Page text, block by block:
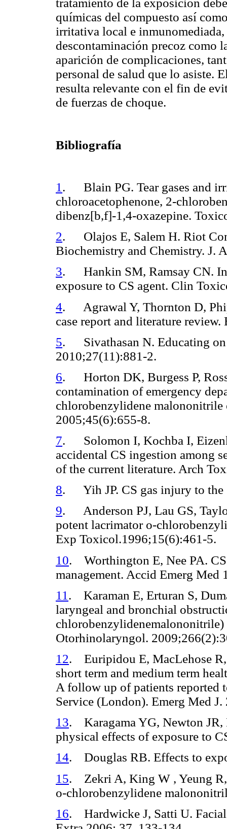
tratamiento de la exposición
químicas del compuesto así
irritativa local e
descontaminación precoz como
aparición de complicaciones,
personal de salud que lo asiste.
resulta relevante con el fin de
de fuerzas de choque.
Bibliografía
1 . Blain PG. Tear gases and
chloroacetophenone, 2-
dibenz[b,f]-1,4-oxazepine.
2. Olajos E, Salem H. Riot
Biochemistry and Chemistry. J.
3. Hankin SM, Ramsay CN.
exposure to CS agent. Clin
4. Agrawal Y, Thornton D,
case report and literature
5. Sivathasan N. Educating on
2010;27(11):881-2.
6. Horton DK, Burgess P,
contamination of emergency
chlorobenzylidene malononitrile
2005;45(6):655-8.
7. Solomon I, Kochba I,
accidental CS ingestion among
of the current literature. Arch
8. Yih JP. CS gas injury to the
9. Anderson PJ, Lau GS,
potent lacrimator o-
Exp Toxicol.1996;15(6):461-5.
10. Worthington E, Nee PA.
management. Accid Emerg Med
11 . Karaman E, Erturan S,
laryngeal and bronchial
Otorhinolaryngol.
12. Euripidou E, MacLehose
short term and medium term
A follow up of patients reported
Service (London). Emerg Med
13. Karagama YG, Newton JR,
physical effects of exposure to
14. Douglas RB. Effects to
15. Zekri A, King W , Yeung R,
o-chlorobenzylidene
16. Hardwicke J, Satti U. Facial